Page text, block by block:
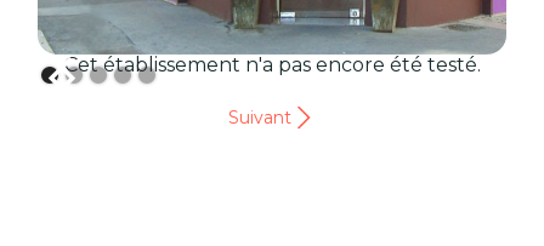
Cet établissement n'a pas encore été testé.
Suivant